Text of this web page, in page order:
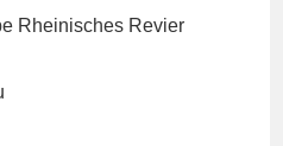
Rheinisches Revier